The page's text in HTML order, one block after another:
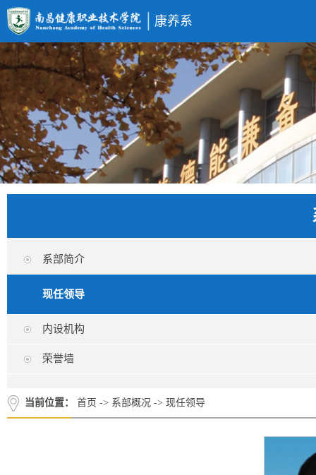
康养系
系部简介
现任领导
内设机构
荣誉墙
当前位置： 首页 -> 系部概况 -> 现任领导